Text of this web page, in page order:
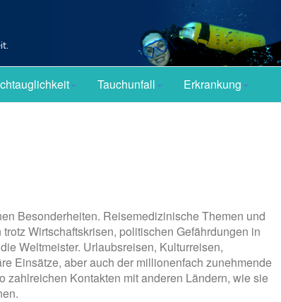
Tauchunfall Erkrankung
Besonderheiten. Reisemedizinische Themen und
Wirtschaftskrisen, politischen Gefährdungen in
Weltmeister. Urlaubsreisen, Kulturreisen,
Einsätze, aber auch der millionenfach zunehmende
zahlreichen Kontakten mit anderen Ländern, wie sie